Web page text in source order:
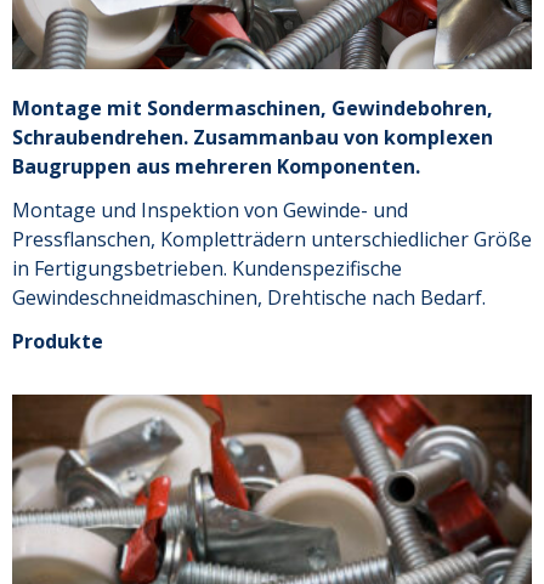
Montage mit Sondermaschinen, Gewindebohren,
Schraubendrehen. Zusammanbau von komplexen
Baugruppen aus mehreren Komponenten.
Montage und Inspektion von Gewinde- und
Pressflanschen, Kompletträdern unterschiedlicher Größe
in Fertigungsbetrieben. Kundenspezifische
Gewindeschneidmaschinen, Drehtische nach Bedarf.
Produkte